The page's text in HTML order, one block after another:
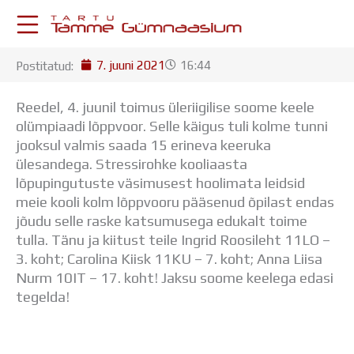
KESKKONNAD
Postkast
Drive
Tamme TV
Tamme Leht
Kooliraadio
Koorilaul
ÕPPETÖÖ
Tunniplaan
Aastaplaan
Õppekava
Postitatud: 7. juuni 2021 16:44
Reedel, 4. juunil toimus üleriigilise soome keele
olümpiaadi lõppvoor. Selle käigus tuli kolme tunni
jooksul valmis saada 15 erineva keeruka
ülesandega. Stressirohke kooliaasta
lõpupingutuste väsimusest hoolimata leidsid
meie kooli kolm lõppvooru pääsenud õpilast endas
jõudu selle raske katsumusega edukalt toime
tulla. Tänu ja kiitust teile Ingrid Roosileht 11LO –
3. koht; Carolina Kiisk 11KU – 7. koht; Anna Liisa
Nurm 10IT – 17. koht! Jaksu soome keelega edasi
tegelda!